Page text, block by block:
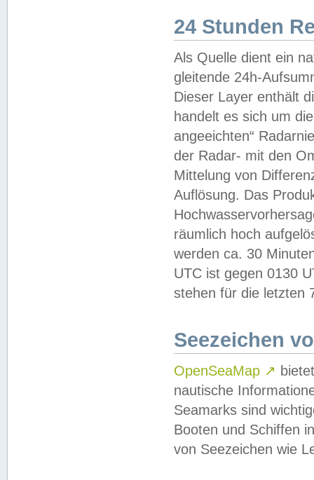
24 Stunden
Als Quelle dient ein
gleitende 24h-
Dieser Layer enthält
handelt es sich um
angeeichten“
der Radar- mit den
Mittelung von
Auflösung. Das
räumlich hoch
werden ca. 30
UTC ist gegen 0130
stehen für die letzten
Seezeichen
OpenSeaMap ↗
nautische
Seamarks sind
Booten und Schiffen
von Seezeichen wie